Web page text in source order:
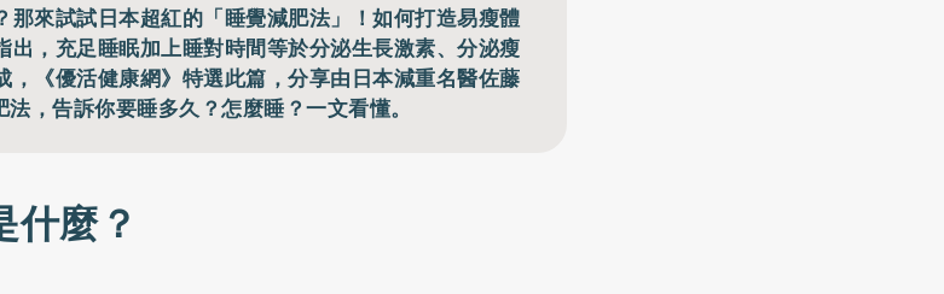
那來試試日本超紅的「睡覺減肥法」！如何打造易瘦體
出，充足睡眠加上睡對時間等於分泌生長激素、分泌瘦
，《優活健康網》特選此篇，分享由日本減重名醫佐藤
，告訴你要睡多久？怎麼睡？一文看懂。
麼？